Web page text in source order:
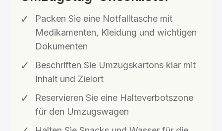
Packen Sie eine Notfalltasche mit
Medikamenten, Kleidung und wichtigen
Dokumenten
Beschriften Sie Umzugskartons klar mit
Inhalt und Zielort
Reservieren Sie eine Halteverbotszone
für den Umzugswagen